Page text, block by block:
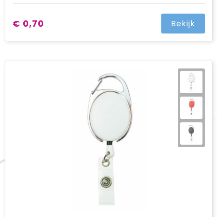
€ 0,70 Bekijk